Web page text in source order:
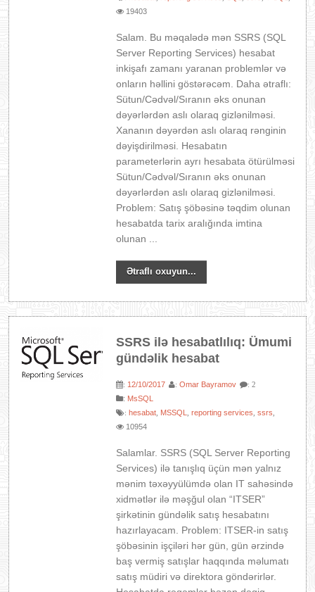
19403
Salam. Bu məqalədə mən SSRS (SQL
Server Reporting Services) hesabat
inkişafı zamanı yaranan problemlər və
onların həllini göstərəcəm. Daha ətraflı:
Sütun/Cədvəl/Sıranın əks onunan
dəyərlərdən aslı olaraq gizlənilməsi.
Xananın dəyərdən aslı olaraq rənginin
dəyişdirilməsi. Hesabatın
parameterlərin ayrı hesabata ötürülməsi
Sütun/Cədvəl/Sıranın əks onunan
dəyərlərdən aslı olaraq gizlənilməsi.
Problem: Satış şöbəsinə təqdim olunan
hesabatda tarix aralığında imtina
olunan ...
Ətraflı oxuyun...
SSRS ilə hesabatlılıq: Ümumi
gündəlik hesabat
: 12/10/2017 :Omar Bayramov : 2
: MsSQL
: hesabat MSSQL ,reporting services ,ssrs
10954
Salamlar. SSRS (SQL Server Reporting
Services) ilə tanışlıq üçün mən yalnız
mənim təxəyyülümdə olan IT sahəsində
xidmətlər ilə məşğul olan “ITSER”
şirkətinin gündəlik satış hesabatını
hazırlayacam. Problem: ITSER-in satış
şöbəsinin işçiləri hər gün, gün ərzində
baş vermiş satışlar haqqında məlumatı
satış müdiri və direktora göndərirlər.